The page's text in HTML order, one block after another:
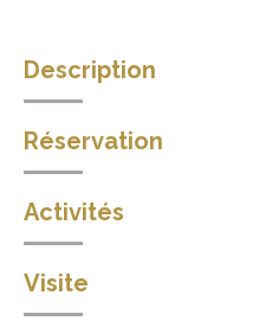
Description
Circuit en roulotte tirée
compagnie d' un cocher
la sécurité de tous
soit une demie journée.
Ce circuit comporte 2
Réservation
Activités
Sports équestres
Attelage
Visite